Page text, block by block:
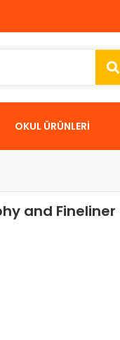
OKUL ÜRÜNLERİ
and Fineliner